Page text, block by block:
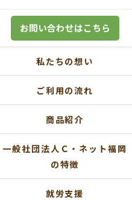
お問い合わせはこちら
私たちの想い
ご利用の流れ
商品紹介
一般社団法人Ｃ・ネット福岡
の特徴
就労支援